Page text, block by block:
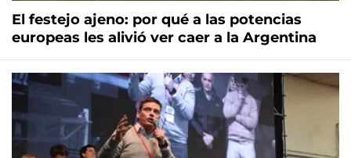
El festejo ajeno: por qué a las potencias
europeas les alivió ver caer a la Argentina